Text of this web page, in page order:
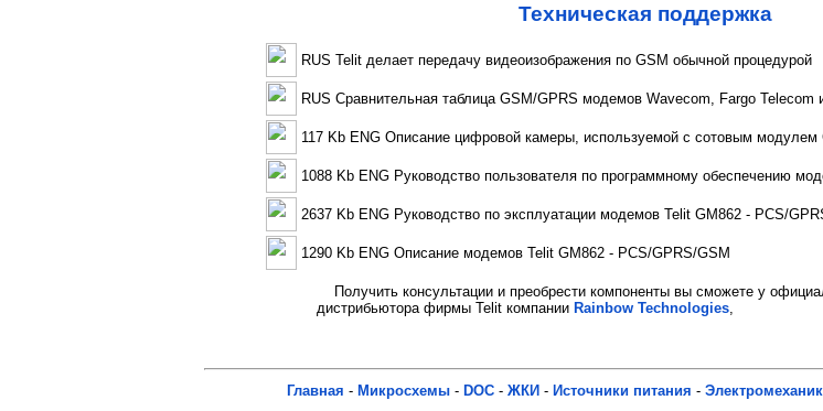
Техническая поддержка
RUS Telit делает передачу видеоизображения по GSM обычной процедурой
RUS Сравнительная таблица GSM/GPRS модемов Wavecom, Fargo Telecom
117 Kb ENG Описание цифровой камеры, используемой с сотовым модулем
1088 Kb ENG Руководство пользователя по программному обеспечению
2637 Kb ENG Руководство по эксплуатации модемов Telit GM862 - PCS/
1290 Kb ENG Описание модемов Telit GM862 - PCS/GPRS/GSM
Получить консультации и преобрести компоненты вы сможете у
дистрибьютора фирмы Telit компании Rainbow Technologies,
Главная - Микросхемы - DOC - ЖКИ - Источники питания -